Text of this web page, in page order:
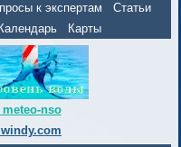
к экспертам
Статьи
Календарь Карты
nso